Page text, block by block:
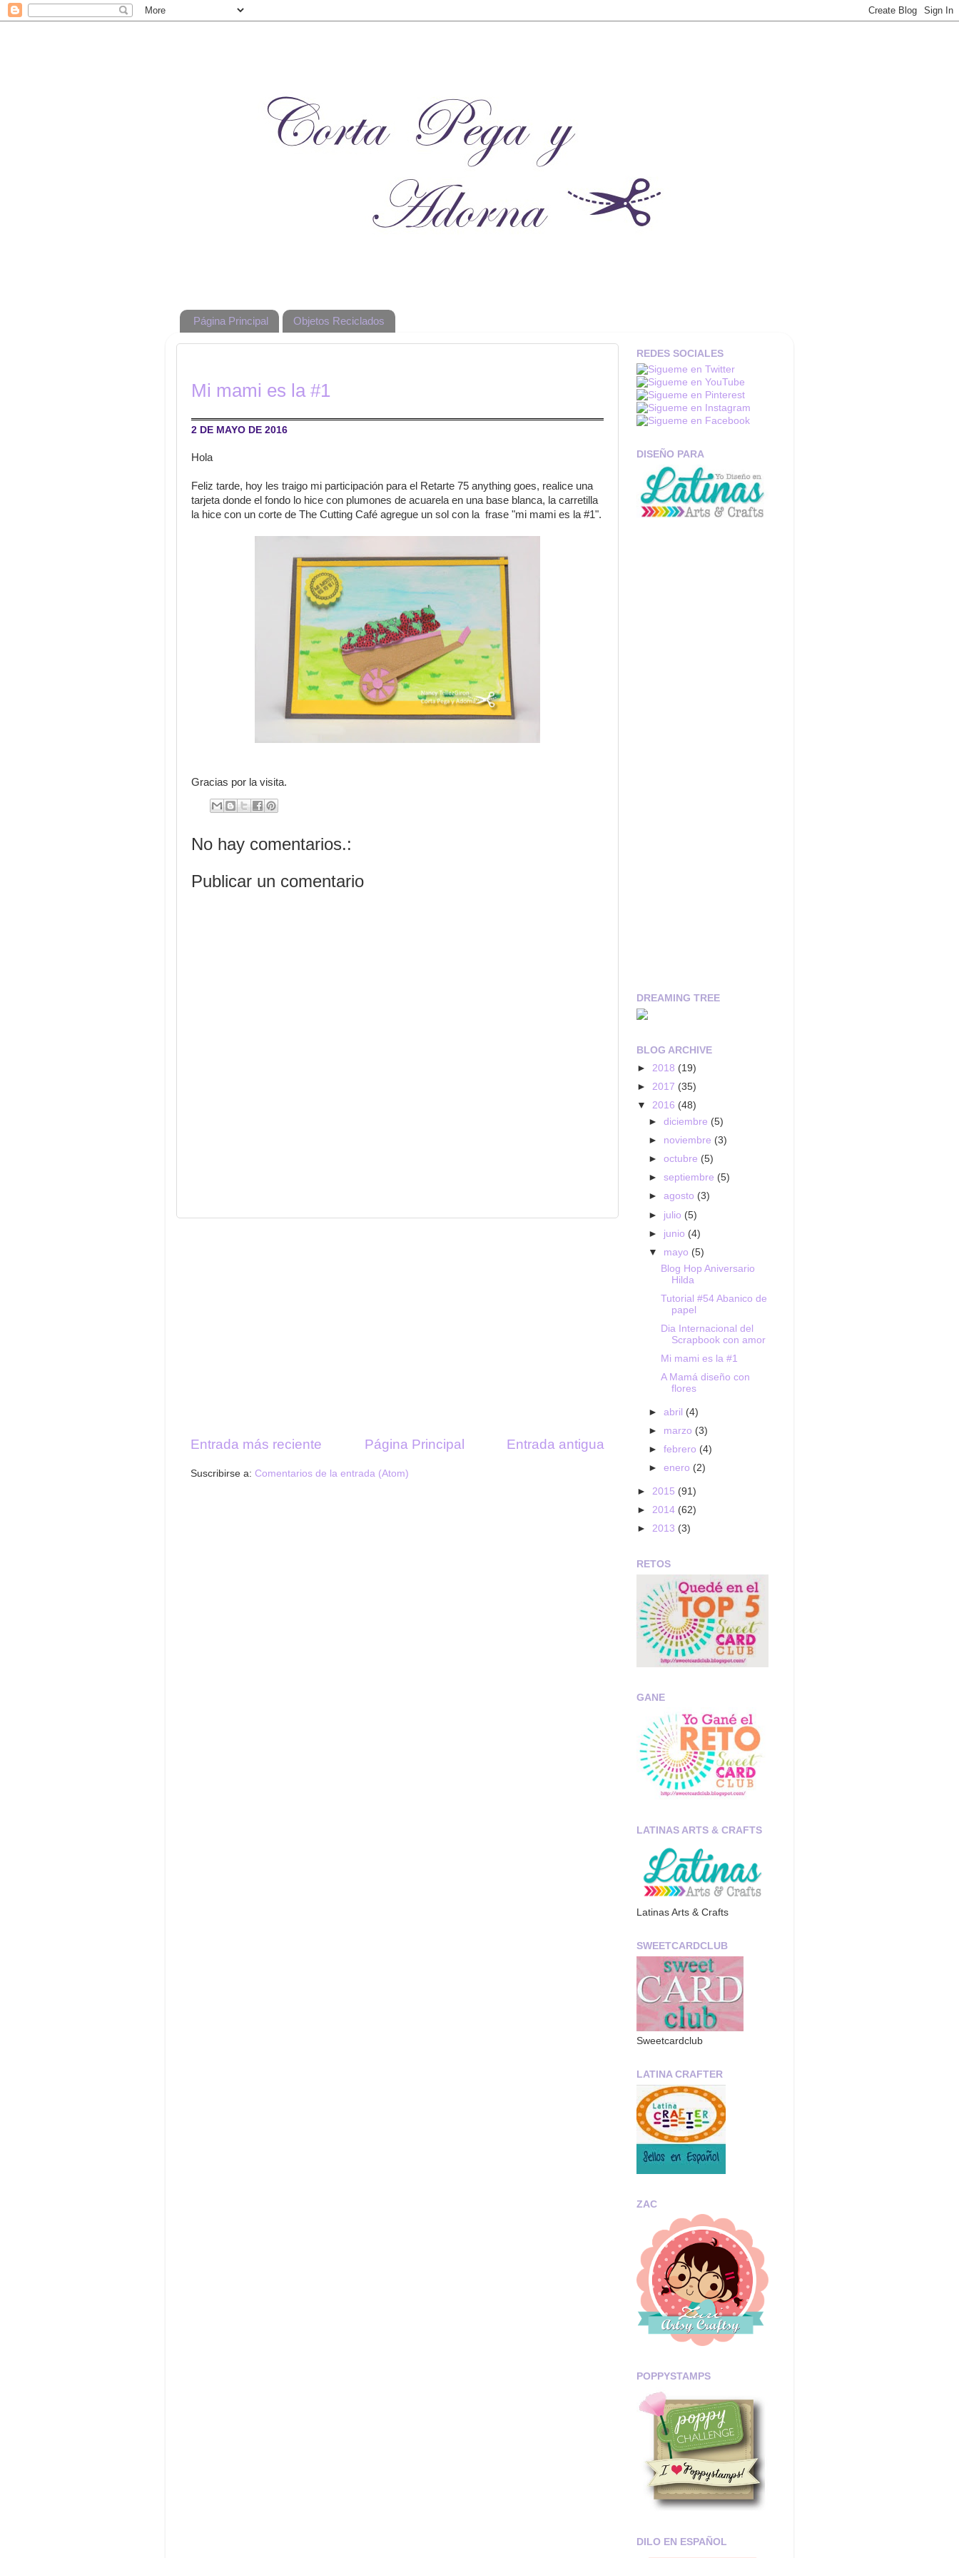
Página Principal Objetos Reciclados
Mi mami es la #1
2 DE MAYO DE 2016
Hola
Feliz tarde, hoy les traigo mi participación para el Retarte 75 anything goes, realice una
tarjeta donde el fondo lo hice con plumones de acuarela en una base blanca, la carretilla
la hice con un corte de The Cutting Café agregue un sol con la frase "mi mami es la #1".
Gracias por la visita.
No hay comentarios.:
Publicar un comentario
Entrada más reciente Entrada antigua
Página Principal
Suscribirse a: Comentarios de la entrada (Atom)
REDES SOCIALES
DISEÑO PARA
DREAMING TREE
BLOG ARCHIVE
► 2018 (19)
► 2017 (35)
▼ 2016 (48)
►diciembre (5)
► noviembre (3)
►octubre (5)
►septiembre (5)
►agosto (3)
► julio (5)
► junio (4)
▼ mayo (5)
Blog Hop Aniversario
Hilda
Tutorial #54 Abanico de
papel
Dia Internacional del
Scrapbook con amor
Mi mami es la #1
A Mamá diseño con
flores
►abril (4)
► marzo (3)
►febrero (4)
►enero (2)
► 2015 (91)
► 2014 (62)
► 2013 (3)
RETOS
GANE
LATINAS ARTS & CRAFTS
Latinas Arts & Crafts
SWEETCARDCLUB
Sweetcardclub
LATINA CRAFTER
ZAC
POPPYSTAMPS
DILO EN ESPAÑOL